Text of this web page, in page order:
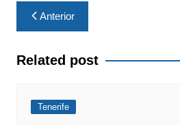
Navegación
de
entradas
Anterior
Related post
Tenerife